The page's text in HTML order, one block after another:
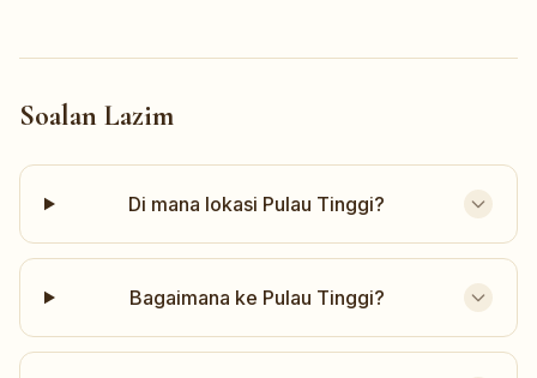
Soalan Lazim
Di mana lokasi Pulau Tinggi?
Bagaimana ke Pulau Tinggi?